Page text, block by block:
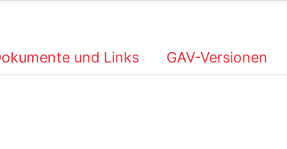
und Links GAV-Versionen